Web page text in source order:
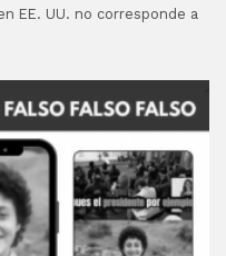
EE. UU. no corresponde a